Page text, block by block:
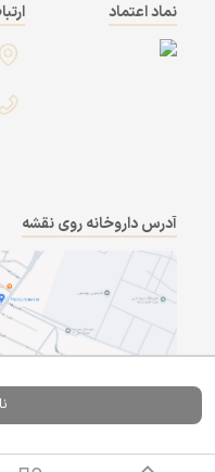
نماد اعتماد
آدرس داروخانه روی نقشه